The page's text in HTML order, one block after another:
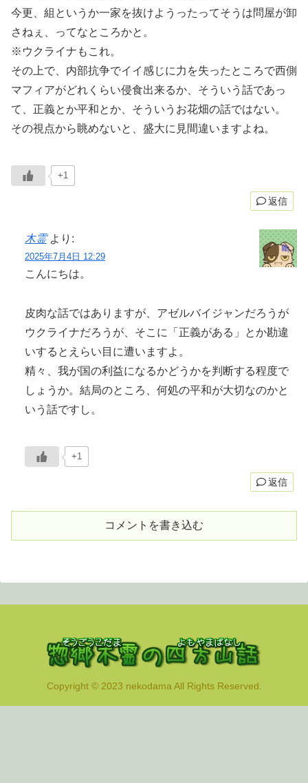
今更、組というか一家を抜けようったってそうは問屋が卸
さねぇ、ってなところかと。
※ウクライナもこれ。
その上で、内部抗争でイイ感じに力を失ったところで西側
マフィアがどれくらい侵食出来るか、そういう話であっ
て、正義とか平和とか、そういうお花畑の話ではない。
その視点から眺めないと、盛大に見間違いますよね。
+1
返信
木霊 より:
2025年7月4日 12:29
こんにちは。
皮肉な話ではありますが、アゼルバイジャンだろうが
ウクライナだろうが、そこに「正義がある」とか勘違
いするとえらい目に遭いますよ。
精々、我が国の利益になるかどうかを判断する程度で
しょうか。結局のところ、何処の平和が大切なのかと
いう話ですし。
+1
返信
コメントを書き込む
Copyright © 2023 nekodama All Rights Reserved.